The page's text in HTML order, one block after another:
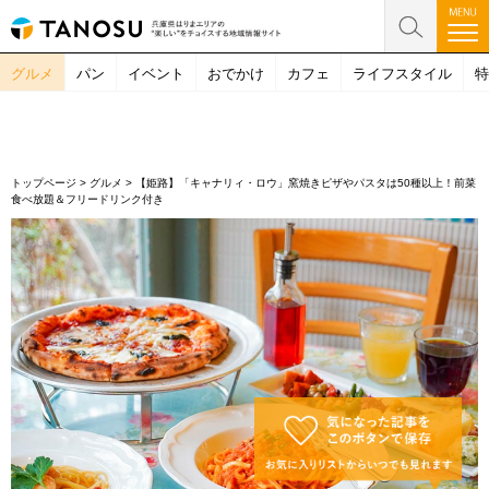
グルメ パン イベント おでかけ カフェ ライフスタイル
トップページ > グルメ >
【姫路】「キャナリィ・ロウ」窯焼きピザやパスタは50種以上！前菜
食べ放題＆フリードリンク付き